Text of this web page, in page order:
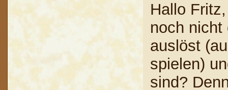
Hallo
noch nicht
auslöst
spielen)
sind?